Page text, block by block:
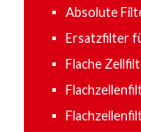
Absolute
Ersatzfilter
Flache